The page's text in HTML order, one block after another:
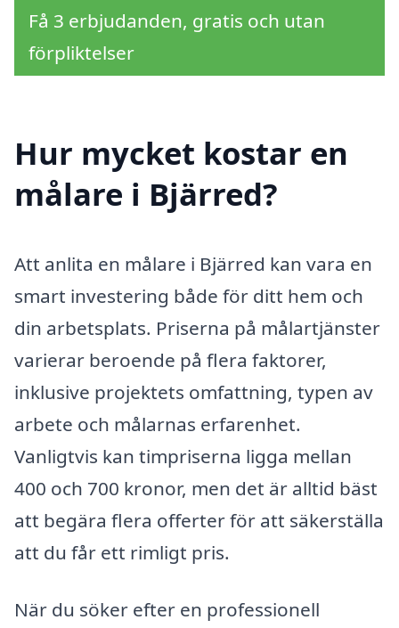
Få 3 erbjudanden, gratis och utan
förpliktelser
Hur mycket kostar en
målare i Bjärred?
Att anlita en målare i Bjärred kan vara en
smart investering både för ditt hem och
din arbetsplats. Priserna på målartjänster
varierar beroende på flera faktorer,
inklusive projektets omfattning, typen av
arbete och målarnas erfarenhet.
Vanligtvis kan timpriserna ligga mellan
400 och 700 kronor, men det är alltid bäst
att begära flera offerter för att säkerställa
att du får ett rimligt pris.
När du söker efter en professionell